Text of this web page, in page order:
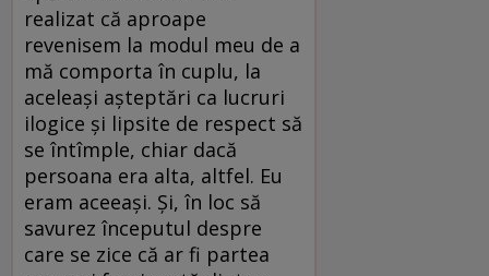
realizat că aproape
revenisem la modul meu de a
mă comporta în cuplu, la
aceleași așteptări ca lucruri
ilogice și lipsite de respect să
se întîmple, chiar dacă
persoana era alta, altfel. Eu
eram aceeași. Și, în loc să
savurez începutul despre
care se zice că ar fi partea